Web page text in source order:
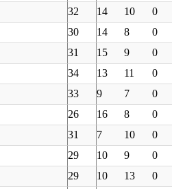
32 14 10 0
30 14 8 0
31 15 9 0
34 13 11 0
33 9 7 0
26 16 8 0
31 7 10 0
29 10 9 0
29 10 13 0